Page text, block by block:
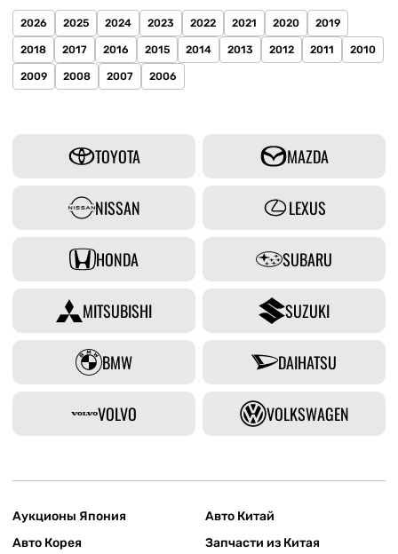
2026 2025 2024 2023 2022 2021 2020 2019
2018 2017 2016 2015 2014 2013 2012 2011 2010
2009 2008 2007 2006
TOYOTA MAZDA
NISSAN LEXUS
HONDA SUBARU
MITSUBISHI SUZUKI
BMW DAIHATSU
VOLVO VOLKSWAGEN
Аукционы Япония
Авто Китай
Авто Корея
Запчасти из Китая